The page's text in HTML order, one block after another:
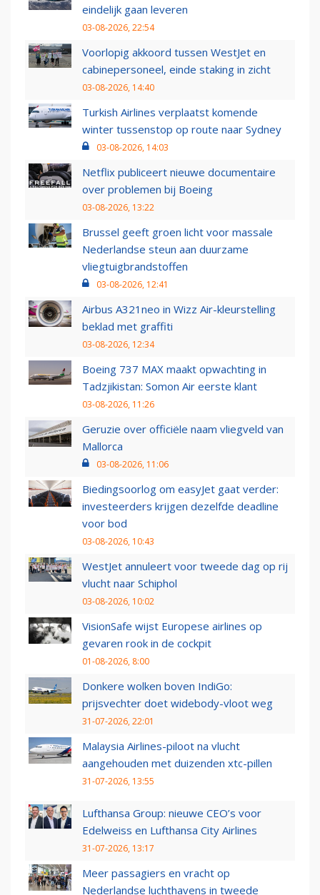
eindelijk gaan leveren
03-08-2026, 22:54
Voorlopig akkoord tussen WestJet en
cabinepersoneel, einde staking in zicht
03-08-2026, 14:40
Turkish Airlines verplaatst komende
winter tussenstop op route naar Sydney
03-08-2026, 14:03
Netflix publiceert nieuwe documentaire
over problemen bij Boeing
03-08-2026, 13:22
Brussel geeft groen licht voor massale
Nederlandse steun aan duurzame
vliegtuigbrandstoffen
03-08-2026, 12:41
Airbus A321neo in Wizz Air-kleurstelling
beklad met graffiti
03-08-2026, 12:34
Boeing 737 MAX maakt opwachting in
Tadzjikistan: Somon Air eerste klant
03-08-2026, 11:26
Geruzie over officiële naam vliegveld van
Mallorca
03-08-2026, 11:06
Biedingsoorlog om easyJet gaat verder:
investeerders krijgen dezelfde deadline
voor bod
03-08-2026, 10:43
WestJet annuleert voor tweede dag op rij
vlucht naar Schiphol
03-08-2026, 10:02
VisionSafe wijst Europese airlines op
gevaren rook in de cockpit
01-08-2026, 8:00
Donkere wolken boven IndiGo:
prijsvechter doet widebody-vloot weg
31-07-2026, 22:01
Malaysia Airlines-piloot na vlucht
aangehouden met duizenden xtc-pillen
31-07-2026, 13:55
Lufthansa Group: nieuwe CEO’s voor
Edelweiss en Lufthansa City Airlines
31-07-2026, 13:17
Meer passagiers en vracht op
Nederlandse luchthavens in tweede